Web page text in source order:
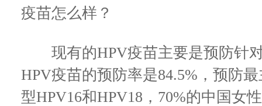
疫苗怎么样？
现有的HPV疫苗主要是预防针对
HPV疫苗的预防率是84.5%，预防
型HPV16和HPV18，70%的中国女